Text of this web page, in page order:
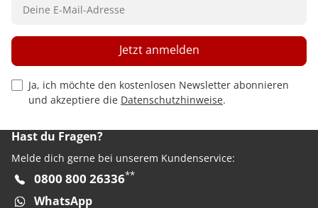
Privacy Policy Checkbox
Ja, ich möchte den kostenlosen Newsletter abonnieren
und akzeptiere die Datenschutzhinweise.
Jetzt anmelden
Hast du Fragen?
Melde dich gerne bei unserem Kundenservice:
0800 800 26336**
WhatsApp